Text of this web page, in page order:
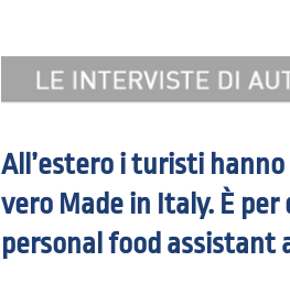
All’estero i turisti
vero Made in Italy. È
personal food assistant